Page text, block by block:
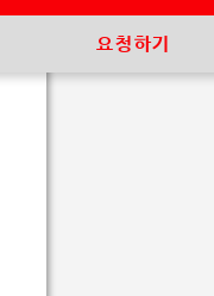
요청하기